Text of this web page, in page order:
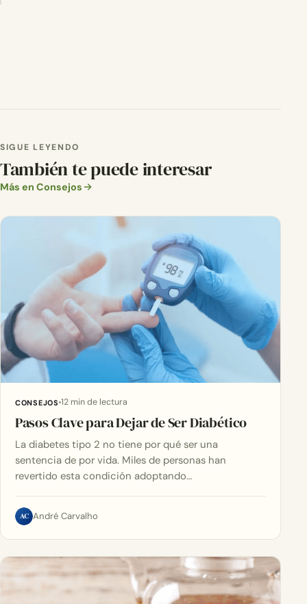
SIGUE LEYENDO
También te puede interesar
Más en Consejos
CONSEJOS 12 min de lectura
Pasos Clave para Dejar de Ser Diabético
La diabetes tipo 2 no tiene por qué ser una
sentencia de por vida. Miles de personas han
revertido esta condición adoptando…
AC André Carvalho